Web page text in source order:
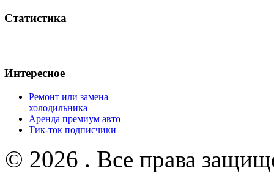
Статистика
Интересное
Ремонт или замена
холодильника
Аренда премиум авто
Тик-ток подписчики
© 2026 . Все права